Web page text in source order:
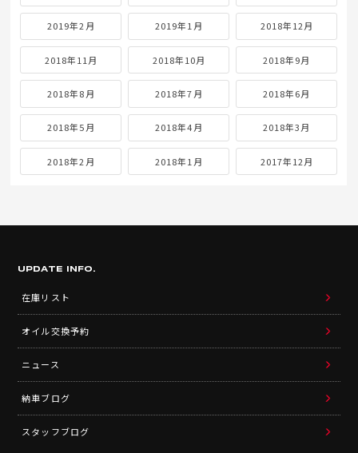
2019年2月 2019年1月 2018年12月
2018年11月 2018年10月 2018年9月
2018年8月 2018年7月 2018年6月
2018年5月 2018年4月 2018年3月
2018年2月 2018年1月 2017年12月
UPDATE INFO.
在庫リスト
オイル交換予約
ニュース
納車ブログ
スタッフブログ